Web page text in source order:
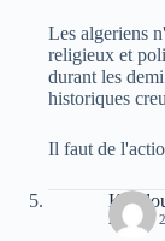
Les algeriens
religieux et
durant les
historiques
Il faut de
29 JUIN